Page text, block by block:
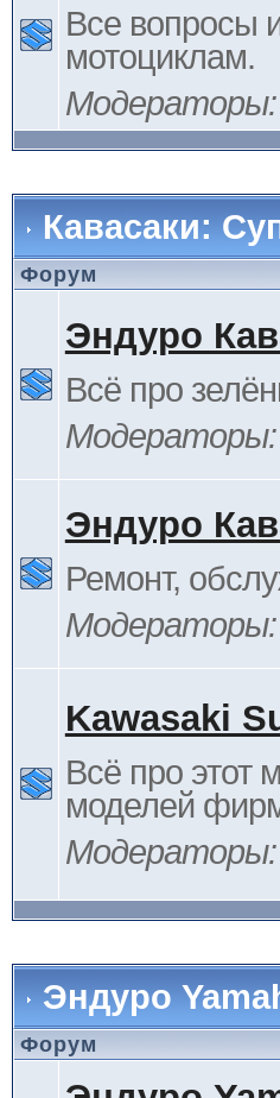
Все вопросы
мотоциклам.
Модераторы:
Кавасаки:
Форум
Эндуро
Всё про
Модераторы:
Эндуро
Ремонт,
Модераторы:
Kawasaki
Всё про этот
моделей
Модераторы:
Эндуро
Форум